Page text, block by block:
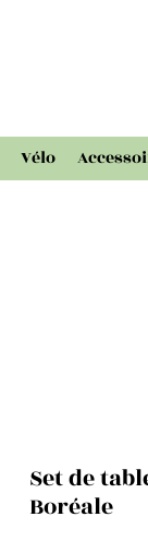
Vélo
Set de
Boréale